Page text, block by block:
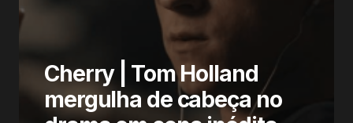
Cherry | Tom Holland
mergulha de cabeça no